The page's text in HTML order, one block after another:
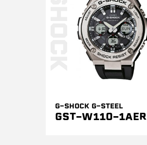
G-SHOCK G-STEEL
GST-W110-1AER